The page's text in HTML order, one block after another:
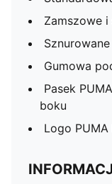
Zamszowe i
Gumowa
Pasek
boku
Logo PUMA